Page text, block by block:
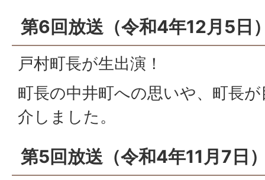
第6回放送（令和4年12月5日
戸村町長が生出演！
町長の中井町への思いや、町長
介しました。
第5回放送（令和4年11月7日